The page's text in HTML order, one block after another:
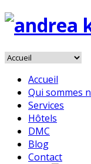
Accueil
Qui sommes
Services
Hôtels
DMC
Blog
Contact